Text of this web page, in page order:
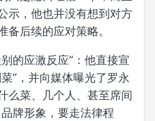
示，他也并没有想到对方
备后续的应对策略。
的应激反应”：他直接宣
”，并向媒体曝光了罗永
菜、几个人、甚至席间
牌形象，要走法律程